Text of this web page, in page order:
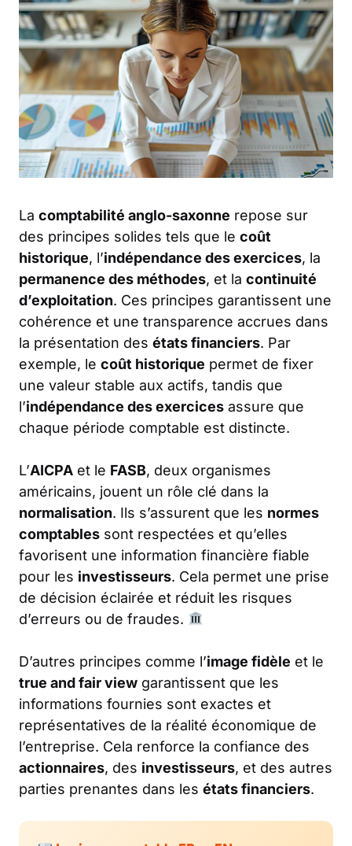
La comptabilité anglo-saxonne repose sur
des principes solides tels que le coût
historique, l’indépendance des exercices, la
permanence des méthodes, et la continuité
d’exploitation. Ces principes garantissent une
cohérence et une transparence accrues dans
la présentation des états financiers. Par
exemple, le coût historique permet de fixer
une valeur stable aux actifs, tandis que
l’indépendance des exercices assure que
chaque période comptable est distincte.
L’AICPA et le FASB, deux organismes
américains, jouent un rôle clé dans la
normalisation. Ils s’assurent que les normes
comptables sont respectées et qu’elles
favorisent une information financière fiable
pour les investisseurs. Cela permet une prise
de décision éclairée et réduit les risques
d’erreurs ou de fraudes.
D’autres principes comme l’image fidèle et le
true and fair view garantissent que les
informations fournies sont exactes et
représentatives de la réalité économique de
l’entreprise. Cela renforce la confiance des
actionnaires, des investisseurs, et des autres
parties prenantes dans les états financiers.